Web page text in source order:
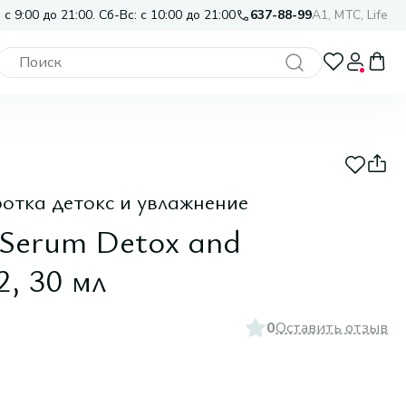
9:00 до 21:00. Сб-Вс: с 10:00 до 21:00 637-88-99A1, МТС, Life
детокс и увлажнение
Detox and
30 мл
0Оставить отзыв